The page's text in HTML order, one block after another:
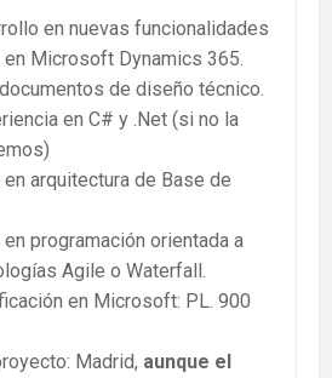
en nuevas funcionalidades
Microsoft Dynamics 365.
de diseño técnico.
en C# y .Net (si no la
arquitectura de Base de
programación orientada a
Agile o Waterfall.
en Microsoft: PL. 900
Madrid, aunque el